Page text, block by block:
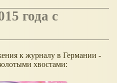
к журналу в Германии -
хвостами: